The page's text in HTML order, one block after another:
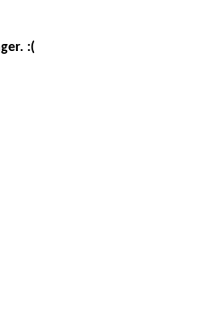
:(